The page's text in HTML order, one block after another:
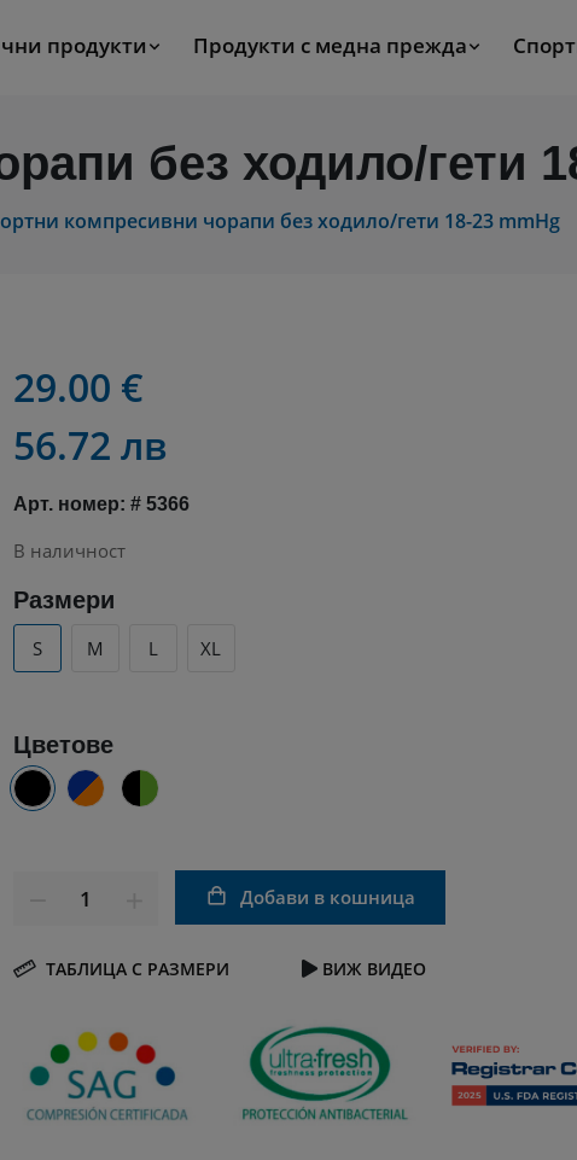
продукти Продукти с медна прежда
без ходило/гети
компресивни чорапи без ходило/гети 18-23 mmHg
29.00 €
56.72 лв
Арт. номер: # 5366
В наличност
Размери
S M L XL
Цветове
Добави в кошница
ТАБЛИЦА С РАЗМЕРИ ВИЖ ВИДЕО